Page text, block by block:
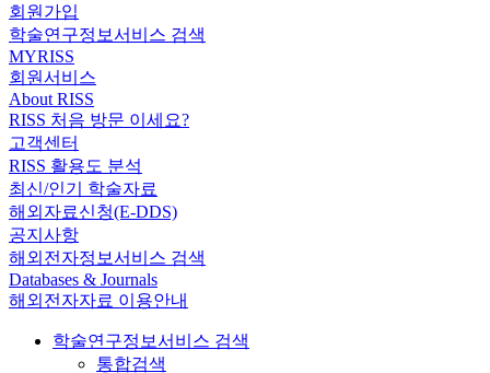
회원가입
학술연구정보서비스 검색
MYRISS
회원서비스
About RISS
RISS 처음 방문 이세요?
고객센터
RISS 활용도 분석
최신/인기 학술자료
해외자료신청(E-DDS)
공지사항
해외전자정보서비스 검색
Databases & Journals
해외전자자료 이용안내
학술연구정보서비스 검색
통합검색